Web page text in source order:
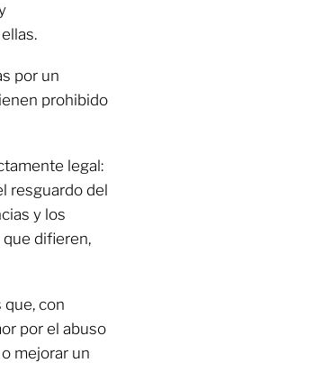
por un
prohibido
legal:
resguardo del
y los
que difieren,
con
por el abuso
mejorar un